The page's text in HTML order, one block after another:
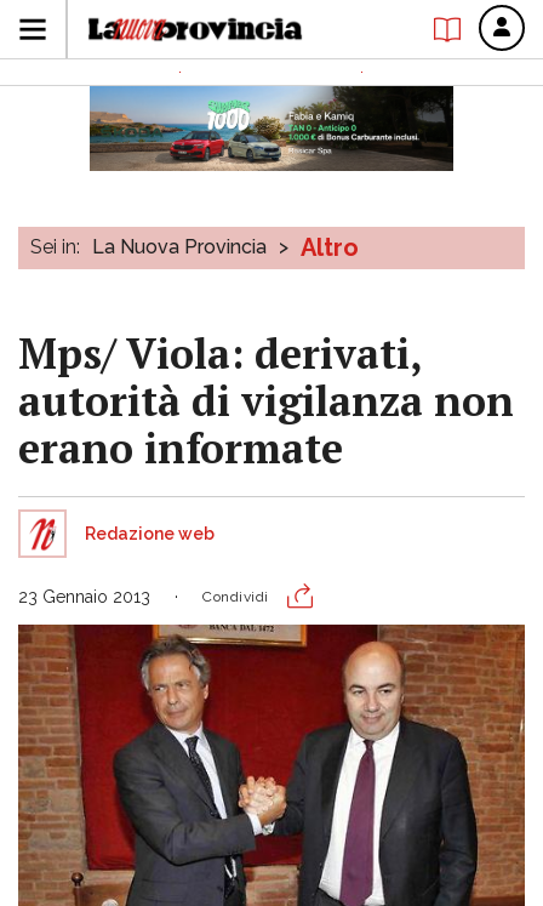
Sei in: La Nuova Provincia > Altro
Mps/ Viola: derivati,
autorità di vigilanza non
erano informate
Redazione web
23 Gennaio 2013 Condividi